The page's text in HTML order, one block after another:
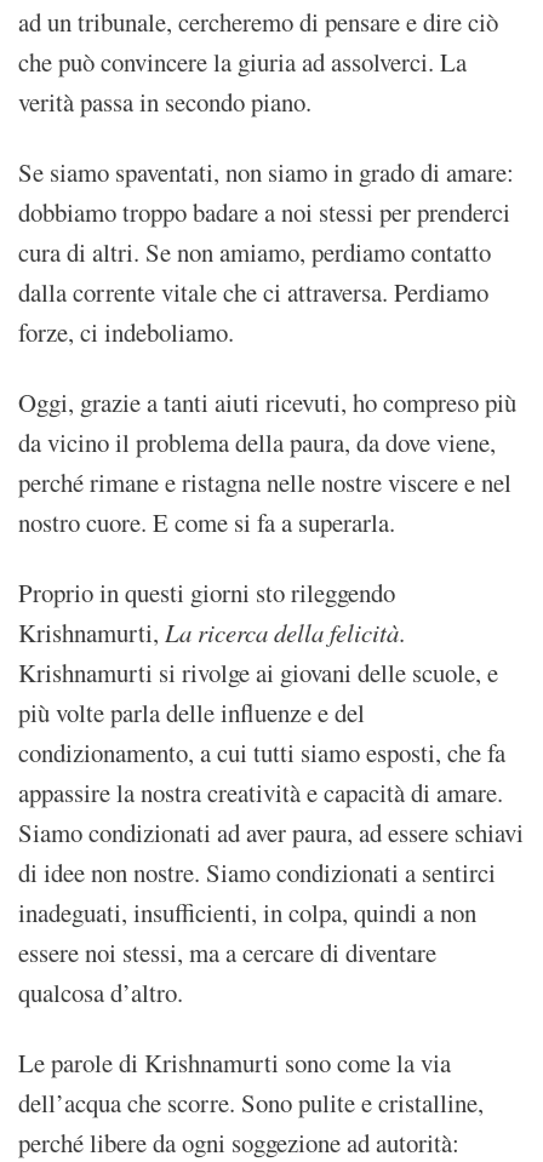
ad un tribunale, cercheremo di pensare e dire ciò
che può convincere la giuria ad assolverci. La
verità passa in secondo piano.
Se siamo spaventati, non siamo in grado di amare:
dobbiamo troppo badare a noi stessi per prenderci
cura di altri. Se non amiamo, perdiamo contatto
dalla corrente vitale che ci attraversa. Perdiamo
forze, ci indeboliamo.
Oggi, grazie a tanti aiuti ricevuti, ho compreso più
da vicino il problema della paura, da dove viene,
perché rimane e ristagna nelle nostre viscere e nel
nostro cuore. E come si fa a superarla.
Proprio in questi giorni sto rileggendo
Krishnamurti, La ricerca della felicità.
Krishnamurti si rivolge ai giovani delle scuole, e
più volte parla delle influenze e del
condizionamento, a cui tutti siamo esposti, che fa
appassire la nostra creatività e capacità di amare.
Siamo condizionati ad aver paura, ad essere schiavi
di idee non nostre. Siamo condizionati a sentirci
inadeguati, insufficienti, in colpa, quindi a non
essere noi stessi, ma a cercare di diventare
qualcosa d’altro.
Le parole di Krishnamurti sono come la via
dell’acqua che scorre. Sono pulite e cristalline,
perché libere da ogni soggezione ad autorità: